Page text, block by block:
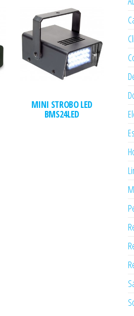
MINI STROBO LED
BMS24LED